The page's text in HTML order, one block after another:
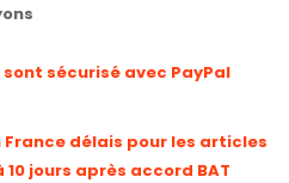
sécurisé avec PayPal
délais pour les articles
jours après accord BAT